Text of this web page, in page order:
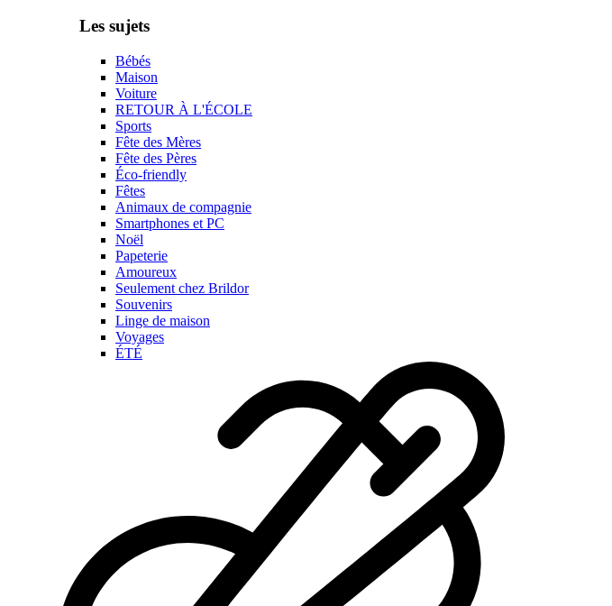
Les sujets
Bébés
Maison
Voiture
RETOUR À L'ÉCOLE
Sports
Fête des Mères
Fête des Pères
Éco-friendly
Fêtes
Animaux de compagnie
Smartphones et PC
Noël
Papeterie
Amoureux
Seulement chez Brildor
Souvenirs
Linge de maison
Voyages
ÉTÉ